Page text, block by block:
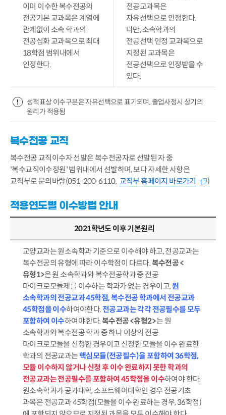
이미 이수한 복수전공의
전공기본 교과목은 계열에
관계없이 소속 학과의
전공심화 교과목으로 최대
18학점 범위내에서
인정한다.
전공교과목은
자유선택으로 인정한다.
다만, 소속학과의
전공선택 인정 교과목으로
지정된 교과목은
전공선택으로 인정받을 수
있다.
성적표상 이수구분은 자유선택으로 표기되며, 졸업사정시 상기의
원리가 적용됨
복수전공 교직
복수전공 교직이수자 선발은 복수전공자로 선발된 자 중
'복수교직이수정원' 범위내에서 선발하며, 보다 자세한 사항은
교직부로 문의바람(051-200-6110, 교직부 홈페이지 바로가기 )
적용연도별 이수방법 안내
2021학년도 이후 기본원리
교양교과는 원소속학과 기준으로 이수해야 하고, 전공교과는
복수전공의 유형에 따라 이수학점이 다르다.복수전공 <
유형1>은 원 소속학과와 복수전공학과 중 전공
마이크로모듈제를 이수하는 학과가 없는 경우이고,원
소속학과의 전공교과 45학점, 복수전공 학과에서 전공교과
45학점을 이수하여야한다.전공교과는 각각 전공필수를 모두
포함하여 이수하여야 한다.복수전공 <유형2>는 원
소속학과와 복수전공 학과 중 하나 이상의 전공
마이크로모듈을 신청한 경우이고 신청한 모듈을 이수 완료한
학과의 전공교과는핵심모듈(전공필수)을 포함하여 36학점,
모듈 이수하지 않거나 신청 후 이수 완료하지 못한 학과의
전공교과는 전공필수를 포함하여 45학점을 이수하여야 한다.
원소속학과가 공과대학, 소프트웨어대학인 경우 전공기초
과목은 전공교과 45학점(모듈을 이수 완료하는 경우, 36학점)